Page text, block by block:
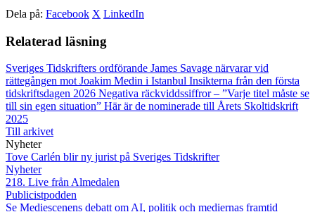
Dela på: Facebook X LinkedIn
Relaterad läsning
Sveriges Tidskrifters ordförande James Savage närvarar vid
rättegången mot Joakim Medin i Istanbul Insikterna från den första
tidskriftsdagen 2026 Negativa räckviddssiffror – ”Varje titel måste se
till sin egen situation” Här är de nominerade till Årets Skoltidskrift
2025
Till arkivet
Nyheter
Tove Carlén blir ny jurist på Sveriges Tidskrifter
Nyheter
218. Live från Almedalen
Publicistpodden
Se Mediescenens debatt om AI, politik och mediernas framtid